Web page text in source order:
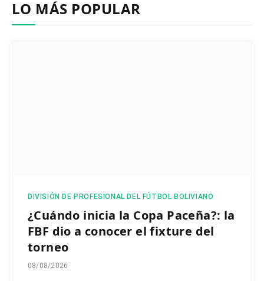
LO MÁS POPULAR
DIVISIÓN DE PROFESIONAL DEL FÚTBOL BOLIVIANO
¿Cuándo inicia la Copa Paceña?: la
FBF dio a conocer el fixture del
torneo
08/08/2026